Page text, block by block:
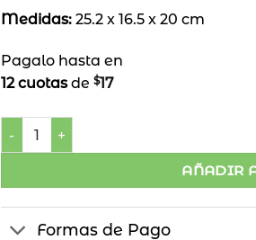
Medidas: 25.2 x 16.5 x 20 cm
Pagalo hasta en
12 cuotasde $17
Canasto Metal Colgable cantidad
AÑADIR
Formas de Pago